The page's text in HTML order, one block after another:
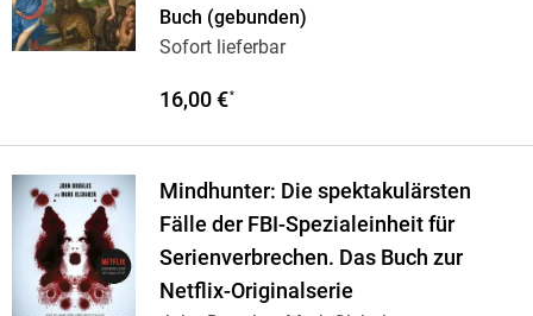
Buch (gebunden)
Sofort lieferbar
16,00 €*
Mindhunter: Die spektakulärsten
Fälle der FBI-Spezialeinheit für
Serienverbrechen. Das Buch zur
Netflix-Originalserie